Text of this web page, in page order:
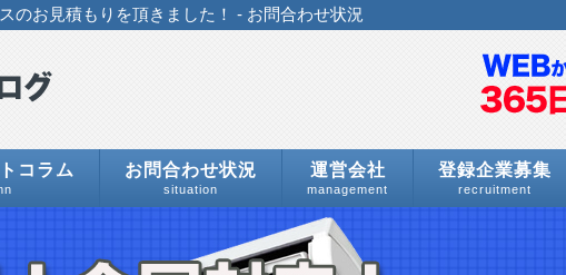
のお見積もりを頂きました！ - お問合わせ状況
コラム お問合わせ状況
situation
運営会社
management
登録企業募集
recruitment